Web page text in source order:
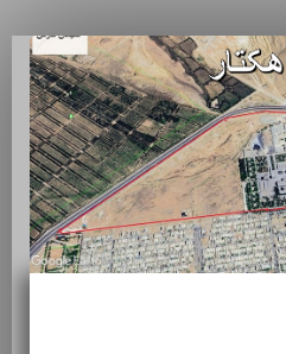
۱۴۰۴-۰۷-۰۱